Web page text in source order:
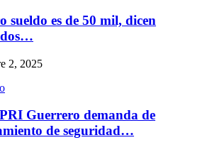
sueldo es de 50 mil, dicen
2, 2025
Guerrero demanda de
de seguridad…